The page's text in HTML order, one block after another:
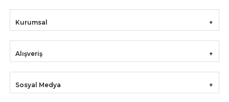
Kurumsal
Alışveriş
Sosyal Medya